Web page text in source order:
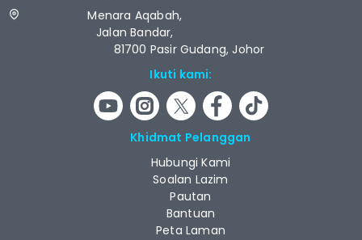
Menara Aqabah,
Jalan Bandar,
81700 Pasir Gudang, Johor
Ikuti kami:
Khidmat Pelanggan
Hubungi Kami
Soalan Lazim
Pautan
Bantuan
Peta Laman